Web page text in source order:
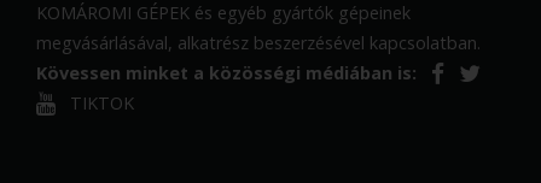
KOMÁROMI GÉPEK és egyéb gyártók gépeinek
megvásárlásával, alkatrész beszerzésével kapcsolatban.
Kövessen minket a közösségi médiában is:
TIKTOK